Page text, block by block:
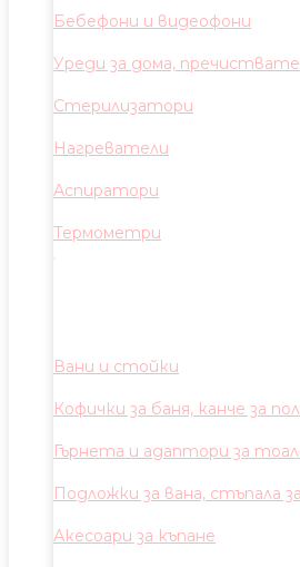
Бебефони и видеофони
Уреди за дома,
Стерилизатори
Нагреватели
Аспиратори
Термометри
Вани и стойки
Кофички за баня, канче за
Гърнета и адаптори за
Подложки за вана, стъпала
Акесоари за къпане